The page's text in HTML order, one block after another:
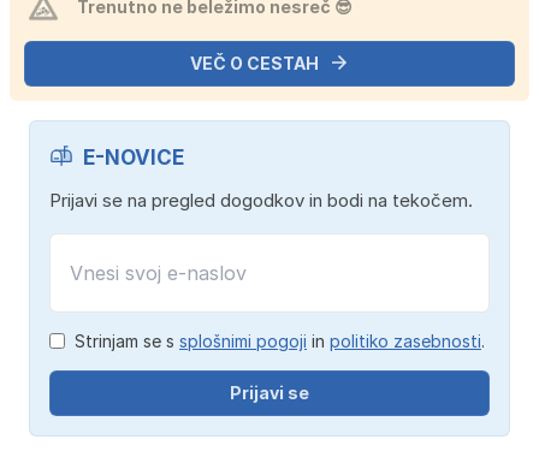
Trenutno ne beležimo nesreč 😎
VEČ O CESTAH
E-NOVICE
Prijavi se na pregled dogodkov in bodi na tekočem.
Strinjam se s splošnimi pogoji in politiko zasebnosti.
Prijavi se